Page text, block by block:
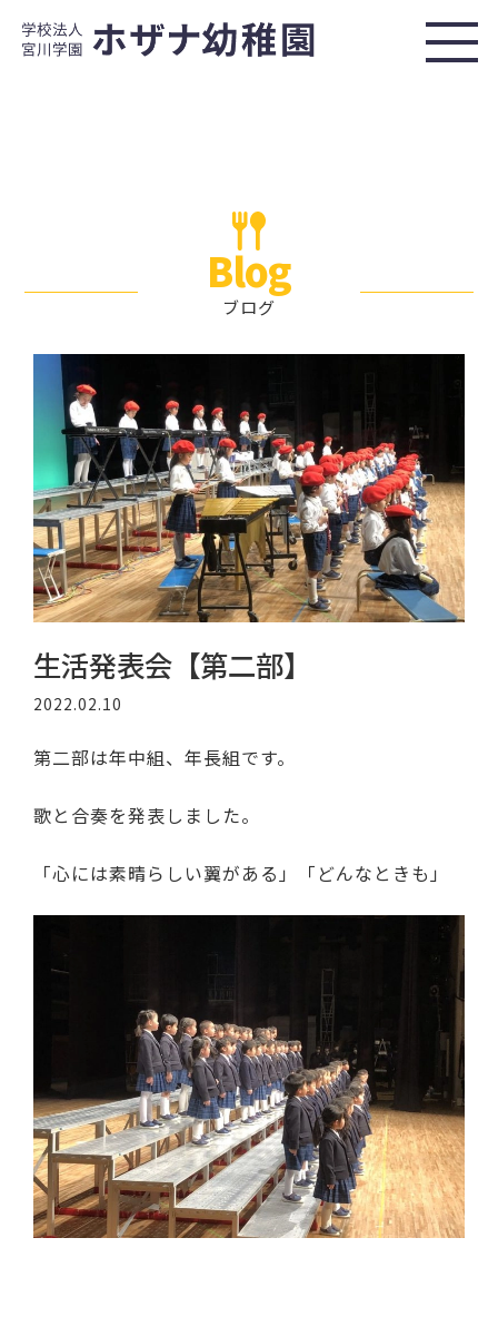
Blog
ブログ
生活発表会【第二部】
2022.02.10
第二部は年中組、年長組です。
歌と合奏を発表しました。
「心には素晴らしい翼がある」「どんなときも」